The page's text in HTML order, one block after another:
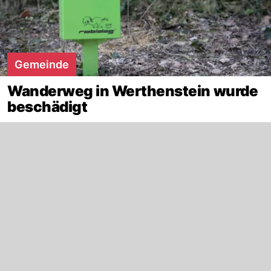
Gemeinde
Wanderweg in Werthenstein wurde
beschädigt